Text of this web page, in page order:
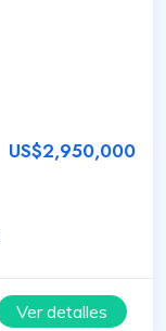
US$2,950,000
Ver detalles